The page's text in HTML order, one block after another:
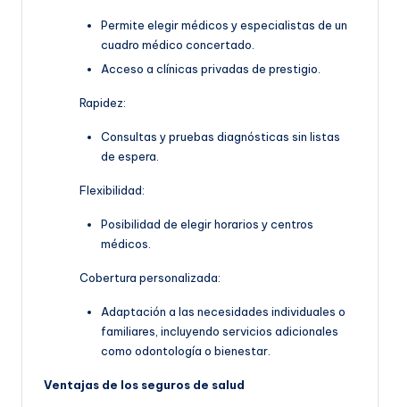
Permite elegir médicos y especialistas de un
cuadro médico concertado.
Acceso a clínicas privadas de prestigio.
Rapidez:
Consultas y pruebas diagnósticas sin listas
de espera.
Flexibilidad:
Posibilidad de elegir horarios y centros
médicos.
Cobertura personalizada:
Adaptación a las necesidades individuales o
familiares, incluyendo servicios adicionales
como odontología o bienestar.
Ventajas de los seguros de salud